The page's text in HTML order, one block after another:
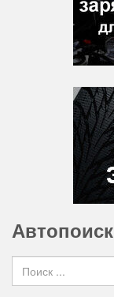
Автопоиск
Search for